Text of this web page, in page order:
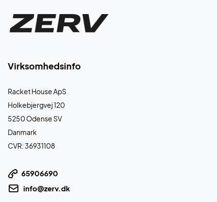
Virksomhedsinfo
Racket House ApS
Holkebjergvej 120
5250 Odense SV
Danmark
CVR: 36931108
65906690
info@zerv.dk